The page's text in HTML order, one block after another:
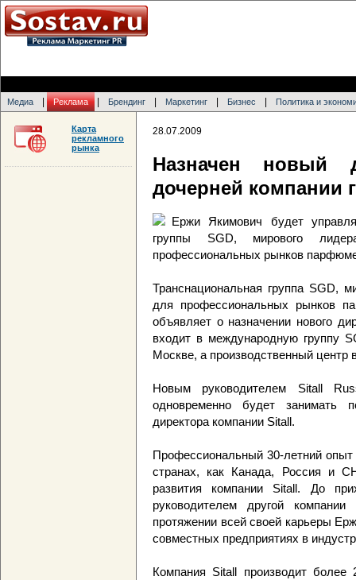
Медиа Реклама Брендинг Маркетинг Бизнес Политика и
28.07.2009
Назначен новый
дочерней компании
Ержи Якимович будет
группы SGD, мирового
профессиональных рынков
Транснациональная группа SGD,
для профессиональных рынков
объявляет о назначении нового
входит в международную группу
Москве, a производственный
Новым руководителем Sitall
одновременно будет занимать
директора компании Sitall.
Профессиональный 30-летний
странах, как Канада, Россия и
развития компании Sitall. До
руководителем другой
протяжении всей своей карьеры
совместных предприятиях в
Компания Sitall производит
Карта
рекламного
рынка